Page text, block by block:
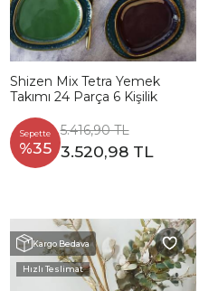
Shizen Mix Tetra Yemek
Takımı 24 Parça 6 Kişilik
Sepette
%35
5.416,90 TL
3.520,98 TL
Kargo Bedava
Hızlı Teslimat